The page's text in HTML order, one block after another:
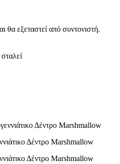
εξεταστεί από συντονιστή.
Δέντρο Marshmallow
Δέντρο Marshmallow